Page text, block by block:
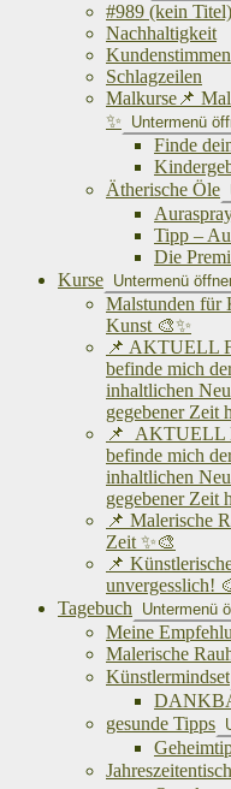
#989 (kein Titel)
Nachhaltigkeit
Kundenstimmen
Schlagzeilen
Malkurse📌
✨
Untermenü
Finde
Ätherische Öle
Tipp –
Die
Kurse Untermenü
Malstunden für
Kunst 🎨✨
📌 AKTUELL
befinde mich
inhaltlichen
gegebener Zeit
📌 AKTUELL
befinde mich
inhaltlichen
gegebener Zeit
📌 Malerische
Zeit ✨🎨
📌
unvergesslich!
Tagebuch
Untermenü
Meine
Malerische
Künstlermindset
gesunde Tipps
Jahreszeitentisch